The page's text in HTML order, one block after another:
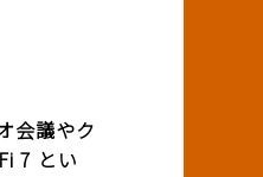
会議やク
7 とい